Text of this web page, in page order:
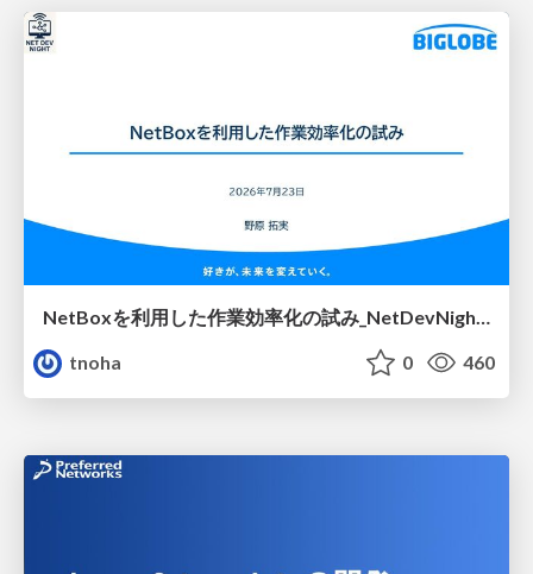
NetBoxを利用した作業効率化の試み_NetDevNight4
tnoha
0 460